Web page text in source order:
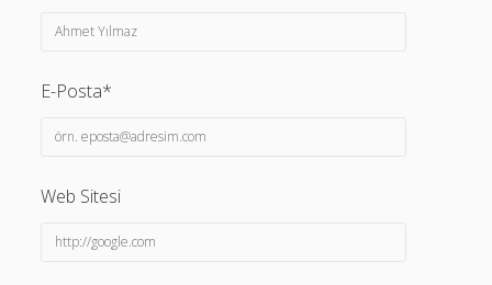
E-Posta*
Web Sitesi